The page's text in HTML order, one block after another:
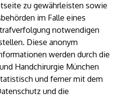
zu gewährleisten sowie
im Falle eines
notwendigen
Diese anonym
werden durch die
Handchirurgie München
und ferner mit dem
und die